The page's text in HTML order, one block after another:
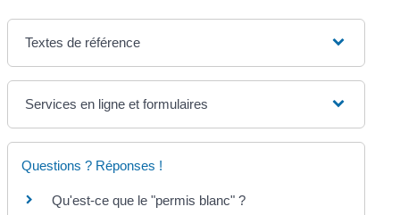
Textes de référence
Services en ligne et formulaires
Questions ? Réponses !
Qu'est-ce que le "permis blanc" ?